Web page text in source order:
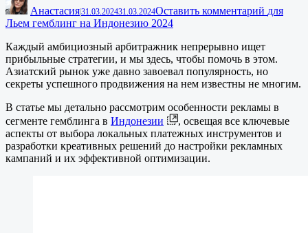
Анастасия31.03.202431.03.2024Оставить комментарий для
Льем гемблинг на Индонезию 2024
Каждый амбициозный арбитражник непрерывно ищет
прибыльные стратегии, и мы здесь, чтобы помочь в этом.
Азиатский рынок уже давно завоевал популярность, но
секреты успешного продвижения на нем известны не многим.
В статье мы детально рассмотрим особенности рекламы в
сегменте гемблинга в Индонезии
, освещая все ключевые
аспекты от выбора локальных платежных инструментов и
разработки креативных решений до настройки рекламных
кампаний и их эффективной оптимизации.